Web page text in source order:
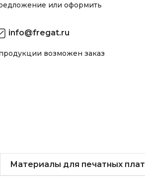
или оформить
info@fregat.ru
возможен заказ
Материалы для печатных плат